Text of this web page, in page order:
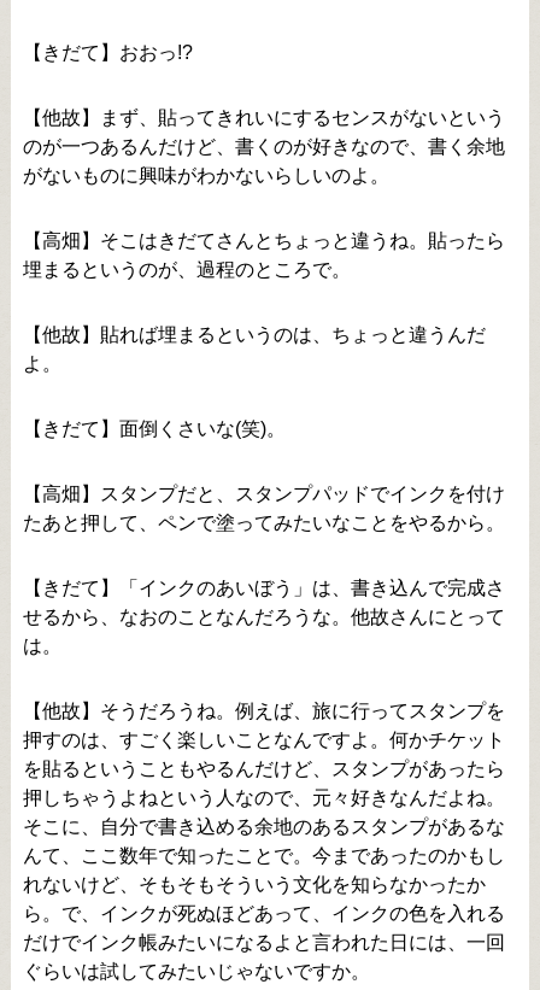
【きだて】おおっ!?
【他故】まず、貼ってきれいにするセンスがないという
のが一つあるんだけど、書くのが好きなので、書く余地
がないものに興味がわかないらしいのよ。
【高畑】そこはきだてさんとちょっと違うね。貼ったら
埋まるというのが、過程のところで。
【他故】貼れば埋まるというのは、ちょっと違うんだ
よ。
【きだて】面倒くさいな(笑)。
【高畑】スタンプだと、スタンプパッドでインクを付け
たあと押して、ペンで塗ってみたいなことをやるから。
【きだて】「インクのあいぼう」は、書き込んで完成さ
せるから、なおのことなんだろうな。他故さんにとって
は。
【他故】そうだろうね。例えば、旅に行ってスタンプを
押すのは、すごく楽しいことなんですよ。何かチケット
を貼るということもやるんだけど、スタンプがあったら
押しちゃうよねという人なので、元々好きなんだよね。
そこに、自分で書き込める余地のあるスタンプがあるな
んて、ここ数年で知ったことで。今まであったのかもし
れないけど、そもそもそういう文化を知らなかったか
ら。で、インクが死ぬほどあって、インクの色を入れる
だけでインク帳みたいになるよと言われた日には、一回
ぐらいは試してみたいじゃないですか。